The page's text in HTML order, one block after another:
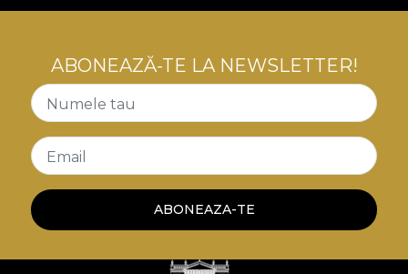
ABONEAZĂ-TE LA NEWSLETTER!
Numele tau
Email
ABONEAZA-TE